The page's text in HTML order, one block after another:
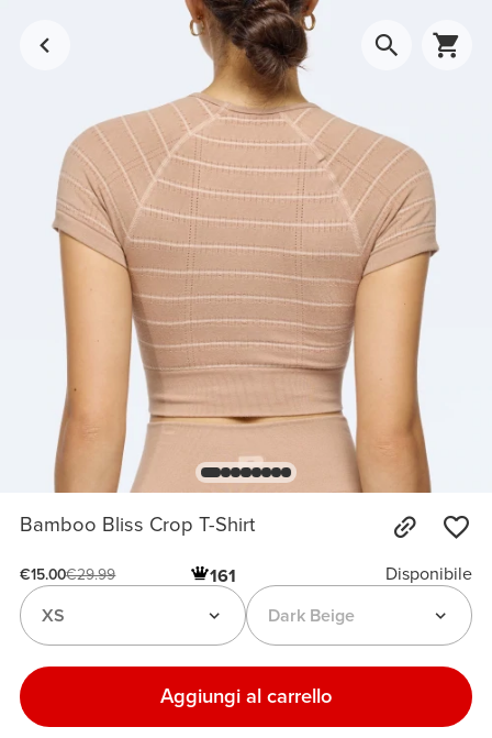
Bamboo Bliss Crop T-Shirt
€15.00€29.99 161
Disponibile
Dark Beige
XS
Aggiungi al carrello